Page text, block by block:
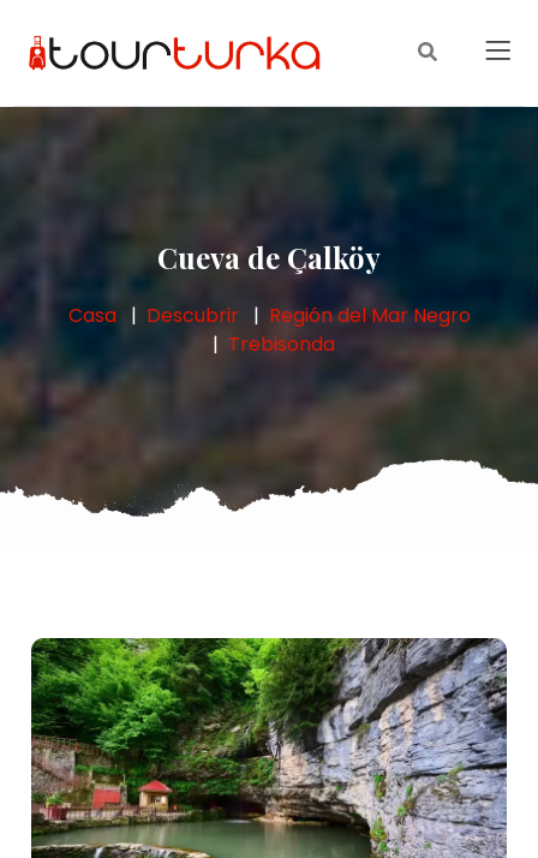
Cueva de Çalköy
Casa Descubrir
Región del Mar Negro
Trebisonda